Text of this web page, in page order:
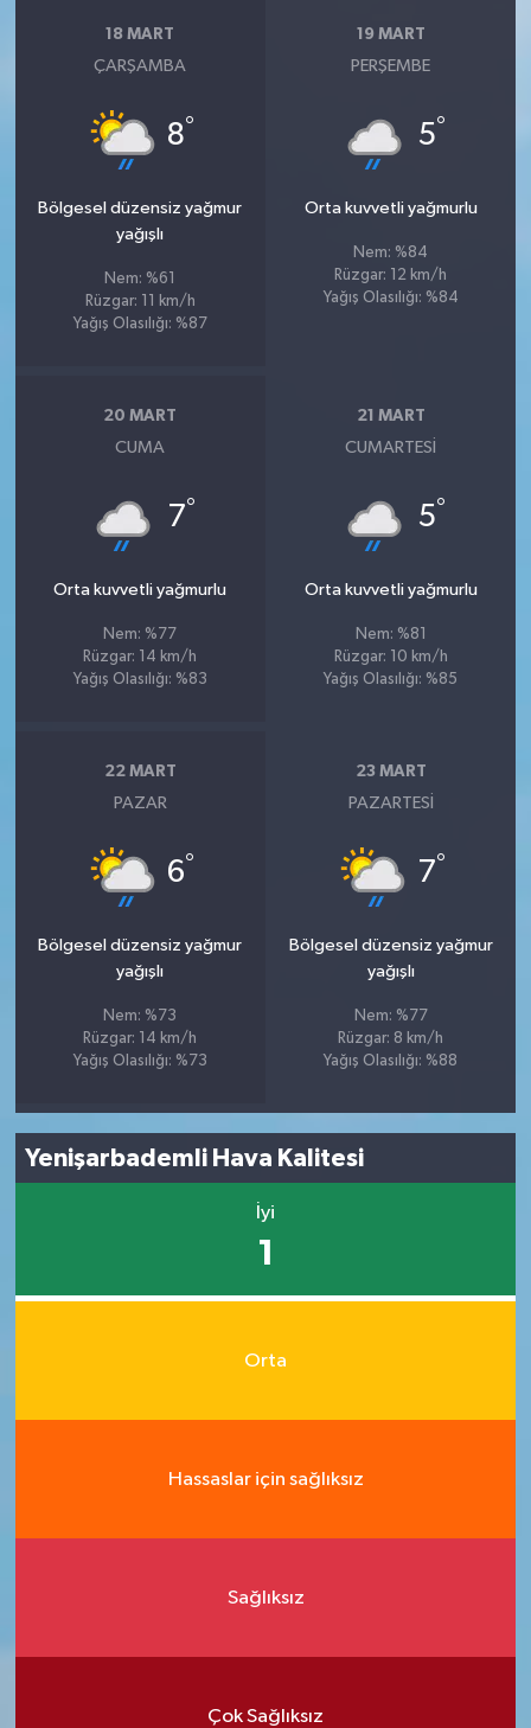
18 MART
ÇARŞAMBA
8°
Bölgesel düzensiz yağmur
yağışlı
Nem: %61
Rüzgar: 11 km/h
Yağış Olasılığı: %87
19 MART
PERŞEMBE
5°
Orta kuvvetli yağmurlu
Nem: %84
Rüzgar: 12 km/h
Yağış Olasılığı: %84
20 MART
CUMA
7°
Orta kuvvetli yağmurlu
Nem: %77
Rüzgar: 14 km/h
Yağış Olasılığı: %83
21 MART
CUMARTESI
5°
Orta kuvvetli yağmurlu
Nem: %81
Rüzgar: 10 km/h
Yağış Olasılığı: %85
22 MART
PAZAR
6°
Bölgesel düzensiz yağmur
yağışlı
Nem: %73
Rüzgar: 14 km/h
Yağış Olasılığı: %73
23 MART
PAZARTESI
7°
Bölgesel düzensiz yağmur
yağışlı
Nem: %77
Rüzgar: 8 km/h
Yağış Olasılığı: %88
Yenişarbademli Hava Kalitesi
İyi
1
Orta
Hassaslar için sağlıksız
Sağlıksız
Çok Sağlıksız